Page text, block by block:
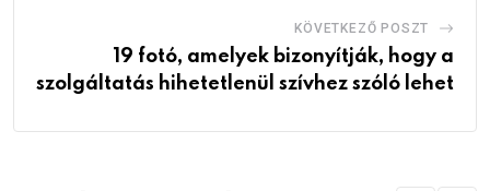
KÖVETKEZŐ POSZT
19 fotó, amelyek bizonyítják, hogy a
szolgáltatás hihetetlenül szívhez szóló lehet